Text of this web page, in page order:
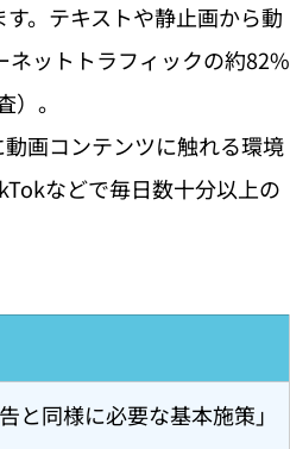
。テキストや静止画から動
ネットトラフィックの約82%
。
画コンテンツに触れる環境
などで毎日数十分以上の
と同様に必要な基本施策」